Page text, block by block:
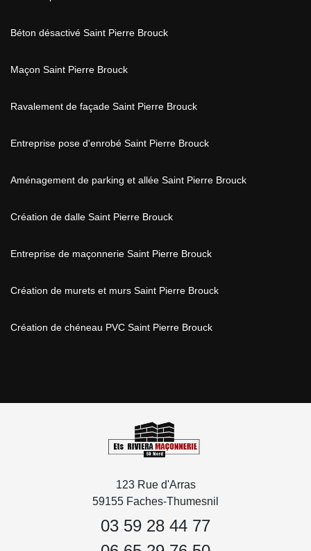
Béton désactivé Saint Pierre Brouck
Maçon Saint Pierre Brouck
Ravalement de façade Saint Pierre Brouck
Entreprise pose d'enrobé Saint Pierre Brouck
Aménagement de parking et allée Saint Pierre Brouck
Création de dalle Saint Pierre Brouck
Entreprise de maçonnerie Saint Pierre Brouck
Création de murets et murs Saint Pierre Brouck
Création de chéneau PVC Saint Pierre Brouck
123 Rue d'Arras
59155 Faches-Thumesnil
03 59 28 44 77